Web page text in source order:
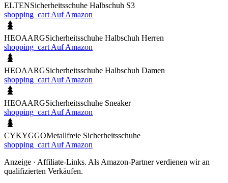
ELTENSicherheitsschuhe Halbschuh S3
shopping_cart Auf Amazon
HEOAARGSicherheitsschuhe Halbschuh Herren
shopping_cart Auf Amazon
HEOAARGSicherheitsschuhe Halbschuh Damen
shopping_cart Auf Amazon
HEOAARGSicherheitsschuhe Sneaker
shopping_cart Auf Amazon
CYKYGGOMetallfreie Sicherheitsschuhe
shopping_cart Auf Amazon
Anzeige · Affiliate-Links. Als Amazon-Partner verdienen wir an
qualifizierten Verkäufen.